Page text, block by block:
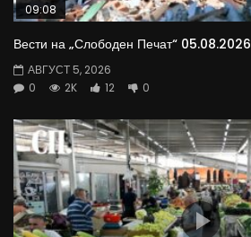
09:08
Вести на „Слободен Печат“ 05.08.2026
АВГУСТ 5, 2026
0
2K 12 0